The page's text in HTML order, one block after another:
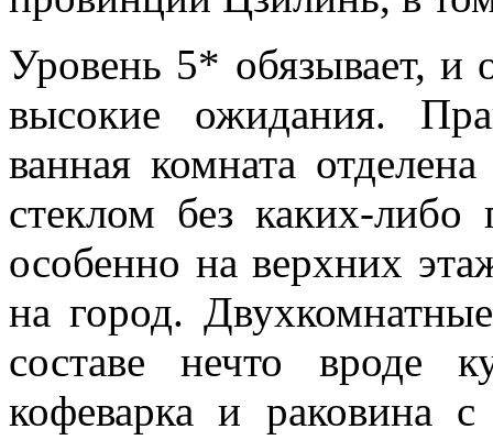
Уровень 5* обязывает, и
высокие ожидания.
ванная комната
стеклом без каких-либо
особенно на верхних
на город.
составе нечто вроде
кофеварка и раковина